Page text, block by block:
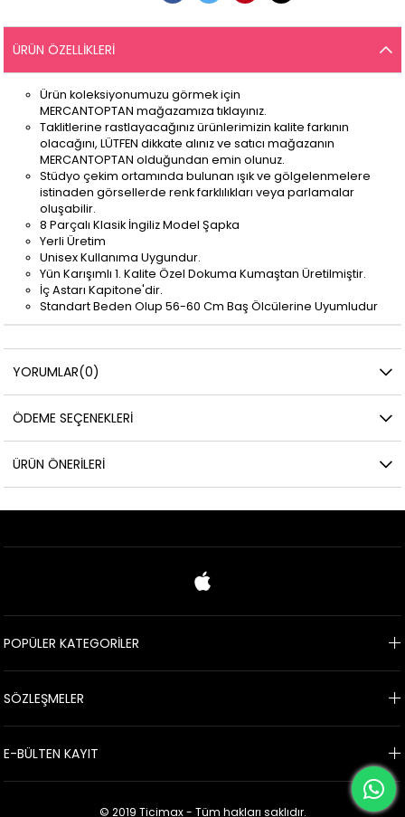
ÜRÜN ÖZELLIKLERI
Ürün koleksiyonumuzu görmek için
MERCANTOPTAN mağazamıza tıklayınız.
Taklitlerine rastlayacağınız ürünlerimizin kalite farkının
olacağını, LÜTFEN dikkate alınız ve satıcı mağazanın
MERCANTOPTAN olduğundan emin olunuz.
Stüdyo çekim ortamında bulunan ışık ve gölgelenmelere
istinaden görsellerde renk farklılıkları veya parlamalar
oluşabilir.
8 Parçalı Klasik İngiliz Model Şapka
Yerli Üretim
Unisex Kullanıma Uygundur.
Yün Karışımlı 1. Kalite Özel Dokuma Kumaştan Üretilmiştir.
İç Astarı Kapitone'dir.
Standart Beden Olup 56-60 Cm Baş Ölcülerine Uyumludur
YORUMLAR(0)
ÖDEME SEÇENEKLERI
ÜRÜN ÖNERILERI
POPÜLER KATEGORİLER
SÖZLEŞMELER
E-BÜLTEN KAYIT
© 2019 Ticimax - Tüm hakları saklıdır.